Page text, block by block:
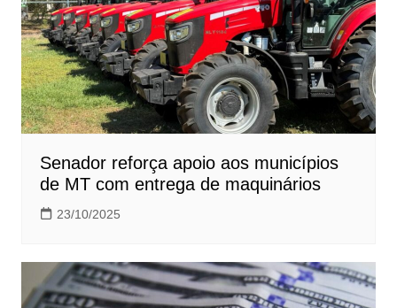
Senador reforça apoio aos municípios
de MT com entrega de maquinários
23/10/2025